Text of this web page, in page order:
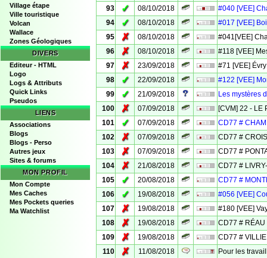
Village étape
Ville touristique
Volcan
Wallace
Zones Géologiques
DIVERS
Editeur - HTML
Logo
Logs & Attributs
Quick Links
Pseudos
LIENS
Associations
Blogs
Blogs - Perso
Autres jeux
Sites & forums
MON PROFIL
Mon Compte
Mes Caches
Mes Pockets queries
Ma Watchlist
93 ✓ 08/10/2018
#040 [VEE]
94
✓ 08/10/2018
#017 [VEE]
95
✗ 08/10/2018
#041[VEE]
96
✗ 08/10/2018
#118 [VEE]
97
✗ 23/09/2018
#71 [VEE] Évry
98
✓ 22/09/2018
#122 [VEE]
99
✓ 21/09/2018
Les mystères
100
✗ 07/09/2018
[CVM] 22 - LE
101
✓ 07/09/2018
CD77 #
102
✗ 07/09/2018
CD77 #
103
✗ 07/09/2018
CD77 #
104
✗ 21/08/2018
CD77 #
105
✓ 20/08/2018
CD77 #
106
✓ 19/08/2018
#056 [VEE]
107
✗ 19/08/2018
#180 [VEE]
108
✗ 19/08/2018
CD77 # RÉAU
109
✗ 19/08/2018
CD77 #
110
✗ 11/08/2018
Pour les